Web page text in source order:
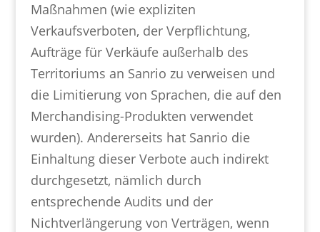
Maßnahmen (wie expliziten
Verkaufsverboten, der Verpflichtung,
Aufträge für Verkäufe außerhalb des
Territoriums an Sanrio zu verweisen und
die Limitierung von Sprachen, die auf den
Merchandising-Produkten verwendet
wurden). Andererseits hat Sanrio die
Einhaltung dieser Verbote auch indirekt
durchgesetzt, nämlich durch
entsprechende Audits und der
Nichtverlängerung von Verträgen, wenn